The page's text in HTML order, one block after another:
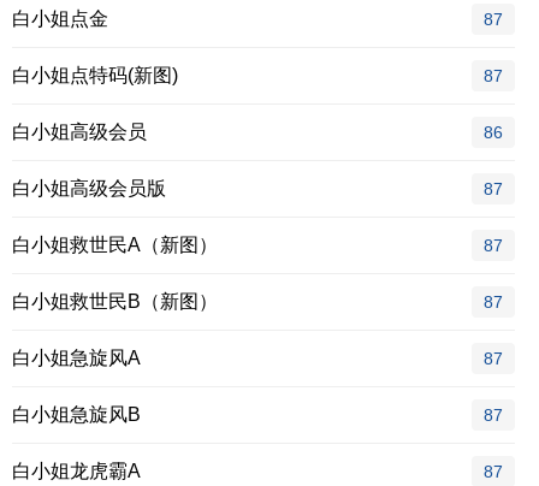
白小姐点金 87
白小姐点特码(新图) 87
白小姐高级会员 86
白小姐高级会员版 87
白小姐救世民A（新图） 87
白小姐救世民B（新图） 87
白小姐急旋风A 87
白小姐急旋风B 87
白小姐龙虎霸A 87